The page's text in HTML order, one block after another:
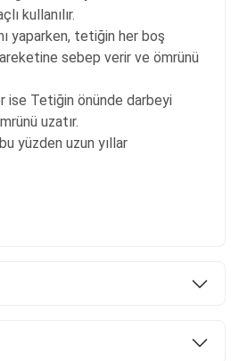
kullanılır.
yaparken, tetiğin her boş
sebep verir ve ömrünü
ise Tetiğin önünde darbeyi
uzatır.
yüzden uzun yıllar